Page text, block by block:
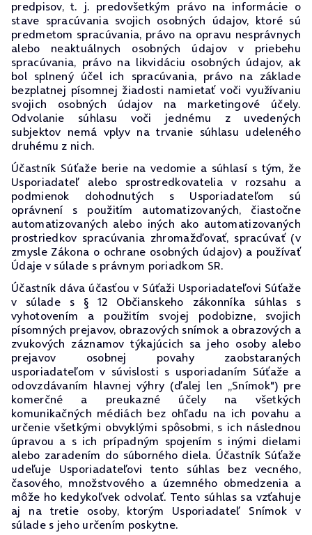
predpisov, t. j. predovšetkým právo na informácie o
stave spracúvania svojich osobných údajov, ktoré sú
predmetom spracúvania, právo na opravu nesprávnych
alebo neaktuálnych osobných údajov v priebehu
spracúvania, právo na likvidáciu osobných údajov, ak
bol splnený účel ich spracúvania, právo na základe
bezplatnej písomnej žiadosti namietať voči využívaniu
svojich osobných údajov na marketingové účely.
Odvolanie súhlasu voči jednému z uvedených
subjektov nemá vplyv na trvanie súhlasu udeleného
druhému z nich.
Účastník Súťaže berie na vedomie a súhlasí s tým, že
Usporiadateľ alebo sprostredkovatelia v rozsahu a
podmienok dohodnutých s Usporiadateľom sú
oprávnení s použitím automatizovaných, čiastočne
automatizovaných alebo iných ako automatizovaných
prostriedkov spracúvania zhromažďovať, spracúvať (v
zmysle Zákona o ochrane osobných údajov) a používať
Údaje v súlade s právnym poriadkom SR.
Účastník dáva účasťou v Súťaži Usporiadateľovi Súťaže
v súlade s § 12 Občianskeho zákonníka súhlas s
vyhotovením a použitím svojej podobizne, svojich
písomných prejavov, obrazových snímok a obrazových a
zvukových záznamov týkajúcich sa jeho osoby alebo
prejavov osobnej povahy zaobstaraných
usporiadateľom v súvislosti s usporiadaním Súťaže a
odovzdávaním hlavnej výhry (ďalej len „Snímok") pre
komerčné a preukazné účely na všetkých
komunikačných médiách bez ohľadu na ich povahu a
určenie všetkými obvyklými spôsobmi, s ich následnou
úpravou a s ich prípadným spojením s inými dielami
alebo zaradením do súborného diela. Účastník Súťaže
udeľuje Usporiadateľovi tento súhlas bez vecného,
časového, množstvového a územného obmedzenia a
môže ho kedykoľvek odvolať. Tento súhlas sa vzťahuje
aj na tretie osoby, ktorým Usporiadateľ Snímok v
súlade s jeho určením poskytne.